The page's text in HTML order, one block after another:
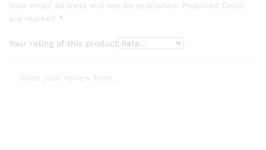
Your email address will not be published.
Required fields
are marked *
Your rating of this product